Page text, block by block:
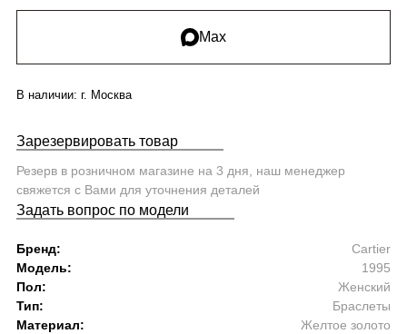
Max
В наличии: г. Москва
Зарезервировать товар
Резерв в розничном магазине на 3 дня, наш менеджер
свяжется с Вами для уточнения деталей
Задать вопрос по модели
Бренд:
Cartier
Модель:
1995
Пол:
Женский
Тип:
Браслеты
Материал:
Желтое золото